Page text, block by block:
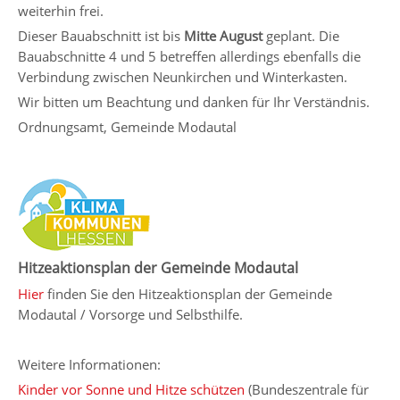
weiterhin frei.
Dieser Bauabschnitt ist bis Mitte Augustgeplant. Die
Bauabschnitte 4 und 5 betreffen allerdings ebenfalls die
Verbindung zwischen Neunkirchen und Winterkasten.
Wir bitten um Beachtung und danken für Ihr Verständnis.
Ordnungsamt, Gemeinde Modautal
Hitzeaktionsplan der Gemeinde Modautal
Hier finden Sie den Hitzeaktionsplan der Gemeinde
Modautal / Vorsorge und Selbsthilfe.
Weitere Informationen:
Kinder vor Sonne und Hitze schützen (Bundeszentrale für